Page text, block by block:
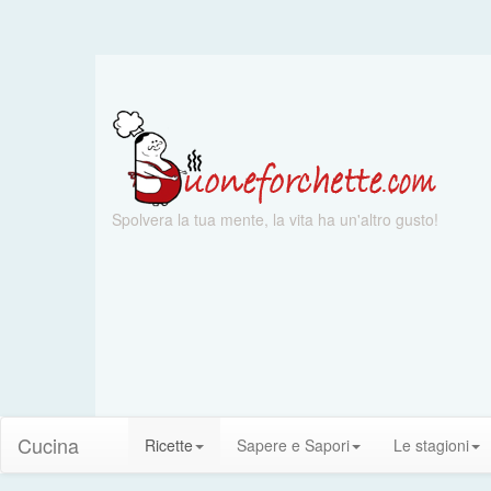
Spolvera la tua mente, la vita ha un'altro gusto!
Cucina Ricette Sapere e Sapori Le stagioni